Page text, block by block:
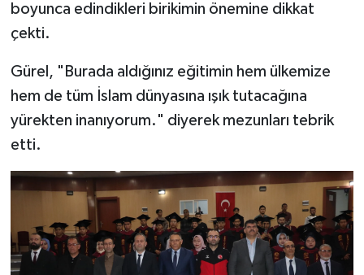
boyunca edindikleri birikimin önemine dikkat
çekti.
Gürel, "Burada aldığınız eğitimin hem ülkemize
hem de tüm İslam dünyasına ışık tutacağına
yürekten inanıyorum." diyerek mezunları tebrik
etti.